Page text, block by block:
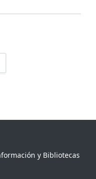
y Bibliotecas